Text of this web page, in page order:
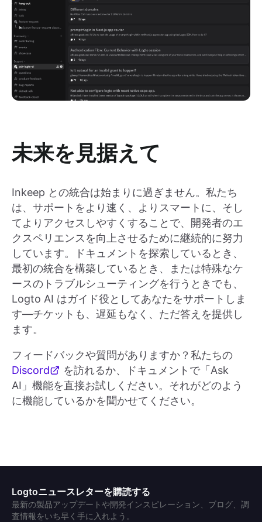
未来を見据えて
Inkeep との統合は始まりに過ぎません。私たち
は、サポートをより速く、よりスマートに、そし
てよりアクセスしやすくすることで、開発者のエ
クスペリエンスを向上させるために継続的に努力
しています。ドキュメントを探索しているとき、
最初の統合を構築しているとき、または特殊なケ
ースのトラブルシューティングを行うときでも、
Logto AI はガイド役としてあなたをサポートしま
す—チケットも、遅延もなく、ただ答えを提供し
ます。
フィードバックや質問がありますか？私たちの
Discord
を訪れるか、ドキュメントで「Ask
AI」機能を直接お試しください。それがどのよう
に機能しているかを聞かせてください。
Logtoニュースレターを購読する
最新の製品アップデートや開発インスピレーション、ブログ、調
査情報をいち早く手に入れよう。